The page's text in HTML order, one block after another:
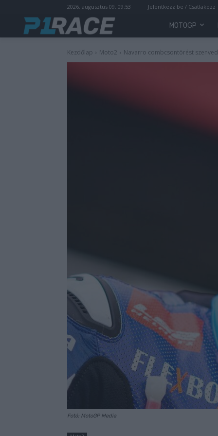
2026. augusztus 09. 09:53 Jelentkezz be / Csatlakozz
MOTOGP
Kezdőlap Moto2 Navarro combcsontörést
Fotó: MotoGP Media